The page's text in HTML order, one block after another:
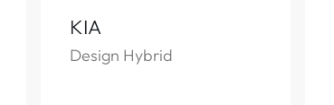
KIA
Design Hybrid